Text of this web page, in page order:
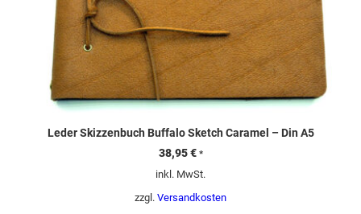
Leder Skizzenbuch Buffalo Sketch Caramel – Din A5
38,95€ *
inkl. MwSt.
zzgl. Versandkosten